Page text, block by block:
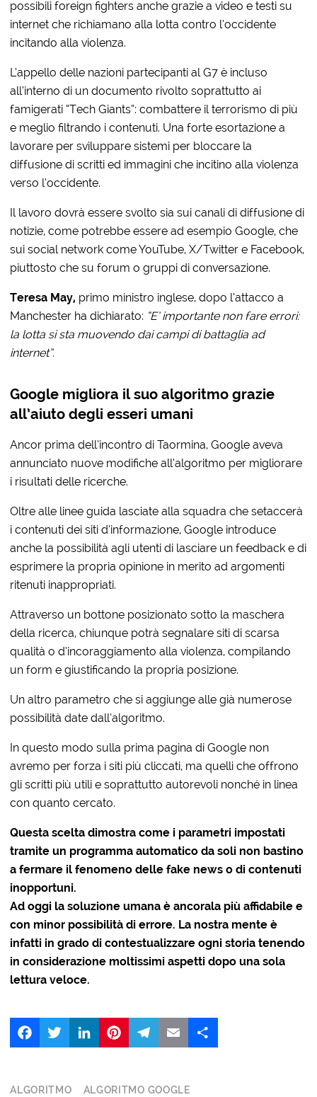
possibili foreign fighters anche grazie a video e testi su
internet che richiamano alla lotta contro l’occidente
incitando alla violenza.
L’appello delle nazioni partecipanti al G7 è incluso
all’interno di un documento rivolto soprattutto ai
famigerati “Tech Giants”: combattere il terrorismo di più
e meglio filtrando i contenuti. Una forte esortazione a
lavorare per sviluppare sistemi per bloccare la
diffusione di scritti ed immagini che incitino alla violenza
verso l’occidente.
Il lavoro dovrà essere svolto sia sui canali di diffusione di
notizie, come potrebbe essere ad esempio Google, che
sui social network come YouTube, X/Twitter e Facebook,
piuttosto che su forum o gruppi di conversazione.
Teresa May, primo ministro inglese, dopo l’attacco a
Manchester ha dichiarato: “E’ importante non fare errori:
la lotta si sta muovendo dai campi di battaglia ad
internet”.
Google migliora il suo algoritmo grazie
all’aiuto degli esseri umani
Ancor prima dell’incontro di Taormina, Google aveva
annunciato nuove modifiche all’algoritmo per migliorare
i risultati delle ricerche.
Oltre alle linee guida lasciate alla squadra che setaccerà
i contenuti dei siti d’informazione, Google introduce
anche la possibilità agli utenti di lasciare un feedback e di
esprimere la propria opinione in merito ad argomenti
ritenuti inappropriati.
Attraverso un bottone posizionato sotto la maschera
della ricerca, chiunque potrà segnalare siti di scarsa
qualità o d’incoraggiamento alla violenza, compilando
un form e giustificando la propria posizione.
Un altro parametro che si aggiunge alle già numerose
possibilità date dall’algoritmo.
In questo modo sulla prima pagina di Google non
avremo per forza i siti più cliccati, ma quelli che offrono
gli scritti più utili e soprattutto autorevoli nonché in linea
con quanto cercato.
Questa scelta dimostra come i parametri impostati
tramite un programma automatico da soli non bastino
a fermare il fenomeno delle fake news o di contenuti
inopportuni.
Ad oggi la soluzione umana è ancorala più affidabile e
con minor possibilità di errore. La nostra mente è
infatti in grado di contestualizzare ogni storia tenendo
in considerazione moltissimi aspetti dopo una sola
lettura veloce.
FacebookTwitter LinkedIn
ALGORITMO
ALGORITMO GOOGLE